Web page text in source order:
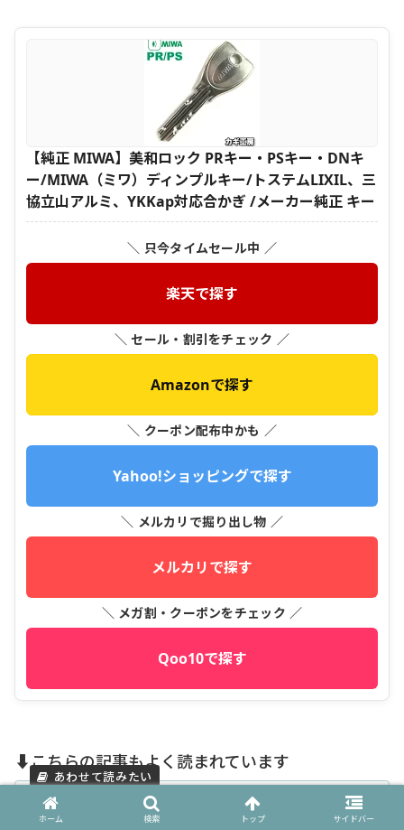
【純正 MIWA】美和ロック PRキー・PSキー・DNキ
ー/MIWA（ミワ）ディンプルキー/トステムLIXIL、三
協立山アルミ、YKKap対応合かぎ /メーカー純正 キー
＼ 只今タイムセール中 ／
楽天で探す
＼ セール・割引をチェック ／
Amazonで探す
＼ クーポン配布中かも ／
Yahoo!ショッピングで探す
＼ メルカリで掘り出し物 ／
メルカリで探す
＼ メガ割・クーポンをチェック ／
Qoo10で探す
⬇️こちらの記事もよく読まれています
【決定版】セリアでチョコチップがない
時の解決策と代用８選
【決定版】セリアでチョコチップがない時の解決策と
ホーム 検索 トップ サイドバー